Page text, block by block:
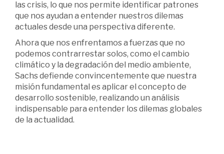
las crisis, lo que nos permite identificar patrones
que nos ayudan a entender nuestros dilemas
actuales desde una perspectiva diferente.
Ahora que nos enfrentamos a fuerzas que no
podemos contrarrestar solos, como el cambio
climático y la degradación del medio ambiente,
Sachs defiende convincentemente que nuestra
misión fundamental es aplicar el concepto de
desarrollo sostenible, realizando un análisis
indispensable para entender los dilemas globales
de la actualidad.